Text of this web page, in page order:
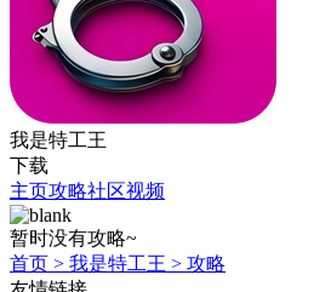
我是特工王
下载
主页攻略社区视频
暂时没有攻略~
首页 > 我是特工王 > 攻略